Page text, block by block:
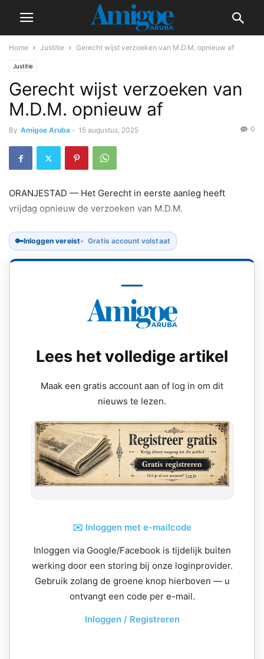
Home Justitie Gerecht wijst verzoeken van M.D.M. opnieuw af
Justitie
Gerecht wijst verzoeken van
M.D.M. opnieuw af
By Amigoe Aruba - 15 augustus, 2025 0
ORANJESTAD — Het Gerecht in eerste aanleg heeft
vrijdag opnieuw de verzoeken van M.D.M.
🔑Inloggen vereist Gratis account volstaat
Lees het volledige artikel
Maak een gratis account aan of log in om dit
nieuws te lezen.
✉️ Inloggen met e-mailcode
Inloggen via Google/Facebook is tijdelijk buiten
werking door een storing bij onze loginprovider.
Gebruik zolang de groene knop hierboven — u
ontvangt een code per e-mail.
Inloggen / Registreren